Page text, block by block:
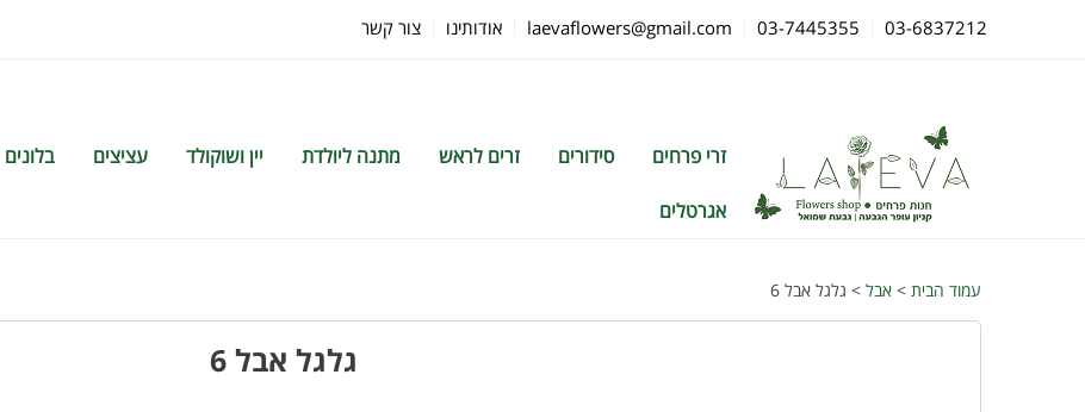
03-6837212
03-7445355
laevaflowers@gmail.com אודותינו צור קשר
זרי פרחים סידורים זרים לראש מתנה ליולדת יין ושוקולד עציצים בלונים
אגרטלים
עמוד הבית > אבל > גלגל אבל 6
גלגל אבל 6